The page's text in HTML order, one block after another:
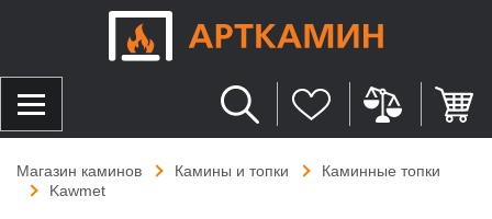
Магазин каминов Камины и топки
Каминные топки
Kawmet